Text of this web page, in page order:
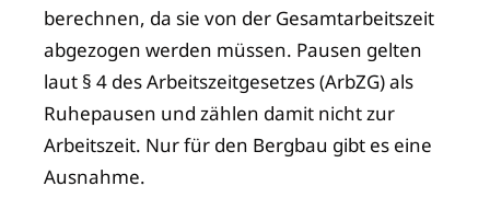
berechnen, da sie von der Gesamtarbeitszeit
abgezogen werden müssen. Pausen gelten
laut § 4 des Arbeitszeitgesetzes (ArbZG) als
Ruhepausen und zählen damit nicht zur
Arbeitszeit. Nur für den Bergbau gibt es eine
Ausnahme.